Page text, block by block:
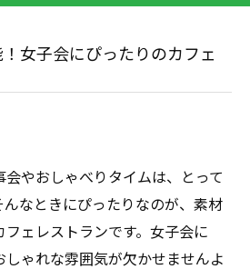
女子会にぴったりのカフェ
やおしゃべりタイムは、とって
んなときにぴったりなのが、素材
ェレストランです。女子会に
しゃれな雰囲気が欠かせませんよ